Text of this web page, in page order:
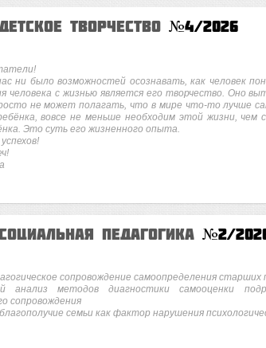
творчество №4/2026
ни было возможностей осознавать, как человек
человека с жизнью является его творчество. Оно
не может полагать, что в мире что-то лучше
вовсе не меньше необходим этой жизни,
Это суть его жизненного опыта.
педагогика №2/
сопровождение самоопределения
анализ методов диагностики самооценки
сопровождения
семьи как фактор нарушения